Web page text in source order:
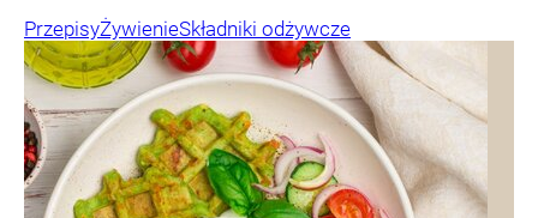
PrzepisyŻywienieSkładniki odżywcze